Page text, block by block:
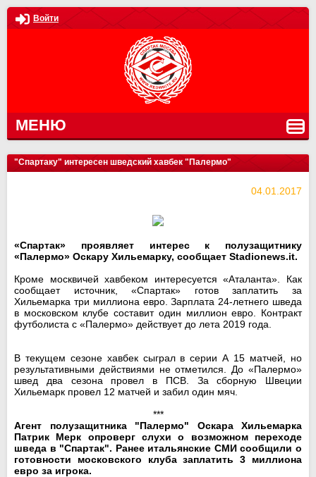
Войти
МЕНЮ
"Спартаку" интересен шведский хавбек "Палермо"
04.01.2017
«Спартак» проявляет интерес к полузащитнику
«Палермо» Оскару Хильемарку, сообщает Stadionews.it.
Кроме москвичей хавбеком интересуется «Аталанта». Как
сообщает источник, «Спартак» готов заплатить за
Хильемарка три миллиона евро. Зарплата 24-летнего шведа
в московском клубе составит один миллион евро. Контракт
футболиста с «Палермо» действует до лета 2019 года.
В текущем сезоне хавбек сыграл в серии А 15 матчей, но
результативными действиями не отметился. До «Палермо»
швед два сезона провел в ПСВ. За сборную Швеции
Хильемарк провел 12 матчей и забил один мяч.
***
Агент полузащитника "Палермо" Оскара Хильемарка
Патрик Мерк опроверг слухи о возможном переходе
шведа в "Спартак". Ранее итальянские СМИ сообщили о
готовности московского клуба заплатить 3 миллиона
евро за игрока.